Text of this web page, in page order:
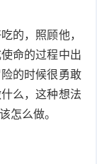
的，照顾他，
命的过程中出
的时候很勇敢
么，这种想法
怎么做。